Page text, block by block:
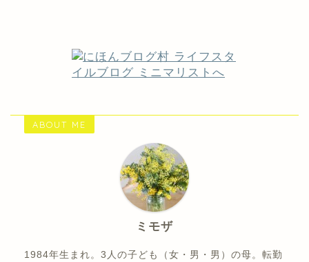
ABOUT ME
ミモザ
1984年生まれ。3人の子ども（女・男・男）の母。転勤